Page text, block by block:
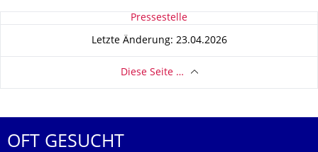
Zu dieser Seite Pressestelle
Letzte Änderung: 23.04.2026
Diese Seite …
OFT GESUCHT